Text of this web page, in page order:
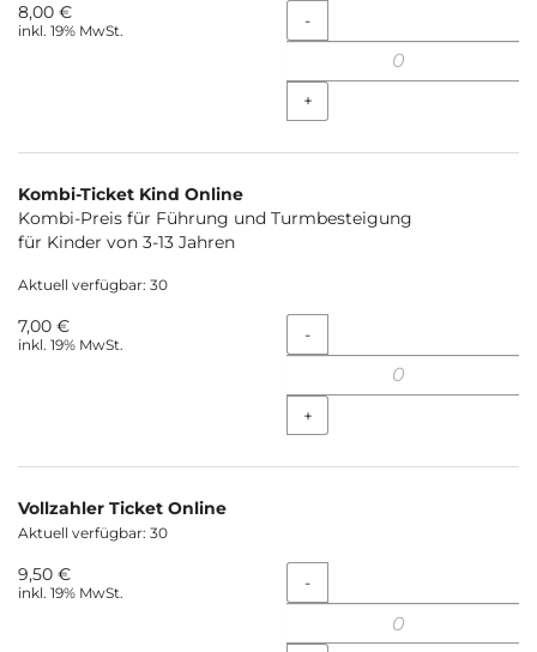
8,00 €
inkl. 19% MwSt. Menge
-
+
Kombi-Ticket Kind Online
Kombi-Preis für Führung und Turmbesteigung
für Kinder von 3-13 Jahren
Aktuell verfügbar: 30
7,00 €
inkl. 19% MwSt. Menge
-
+
Vollzahler Ticket Online
Aktuell verfügbar: 30
9,50 €
inkl. 19% MwSt. Menge
-